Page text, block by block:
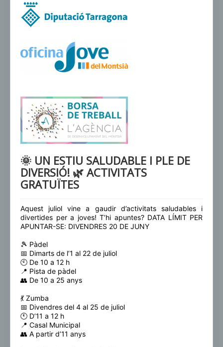
🌞 UN ESTIU SALUDABLE I PLE DE
DIVERSIÓ! 🌿 ACTIVITATS
GRATUÏTES
Aquest juliol vine a gaudir d’activitats saludables i
divertides per a joves! T’hi apuntes? DATA LÍMIT PER
APUNTAR-SE: DIVENDRES 20 DE JUNY
🎾 Pàdel
📅 Dimarts de l’1 al 22 de juliol
🕙 De 10 a 12 h
📍 Pista de pàdel
👥 De 10 a 25 anys
💃 Zumba
📅 Divendres del 4 al 25 de juliol
🕚 D’11 a 12 h
📍 Casal Municipal
👥 A partir d’11 anys